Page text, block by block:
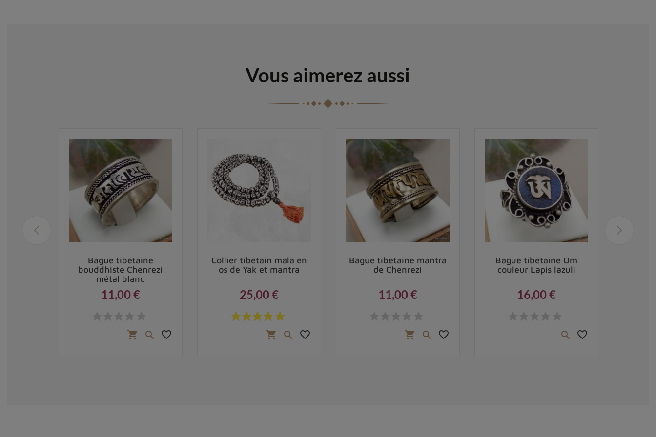
Vous aimerez aussi
Bague tibétaine
bouddhiste Chenrezi
métal blanc
11,00 €
shopping_cart  favorite_border
Collier tibétain mala en
os de Yak et mantra
Prix
25,00 €
shopping_cart  favorite_border
Bague tibetaine mantra
de Chenrezi
11,00 €
shopping_cart  favorite_border
Bague tibétaine Om
couleur Lapis lazuli
16,00 €
 favorite_border